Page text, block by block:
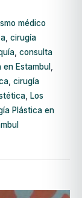
médico
, cirugía
consulta
Estambul
cirugía
Los
Plástica en